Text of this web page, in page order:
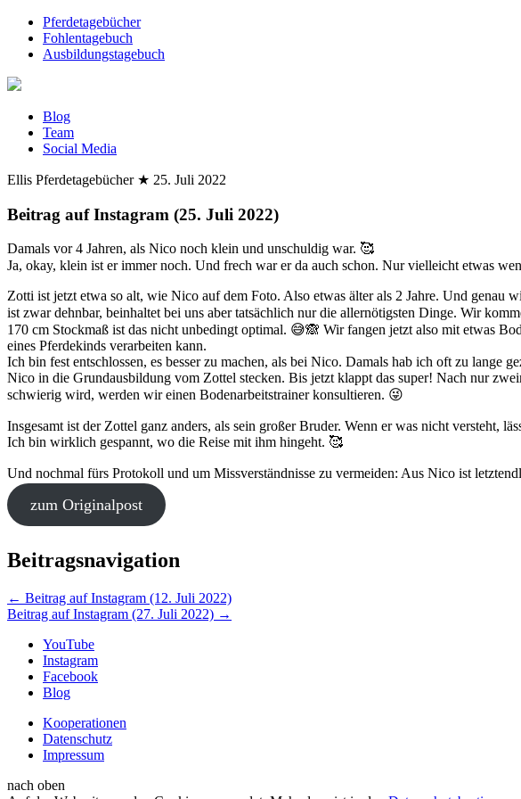
Pferdetagebücher
Fohlentagebuch
Ausbildungstagebuch
Blog
Team
Social Media
Ellis Pferdetagebücher ★ 25. Juli 2022
Beitrag auf Instagram (25. Juli 2022)
Damals vor 4 Jahren, als Nico noch klein und unschuldig war. 🥰
Ja, okay, klein ist er immer noch. Und frech war er da auch schon. Nur vielleicht etwas
Zotti ist jetzt etwa so alt, wie Nico auf dem Foto. Also etwas älter als 2 Jahre. Und
ist zwar dehnbar, beinhaltet bei uns aber tatsächlich nur die allernötigsten Dinge. Wir
170 cm Stockmaß ist das nicht unbedingt optimal. 😅🙈 Wir fangen jetzt also mit etwas
eines Pferdekinds verarbeiten kann.
Ich bin fest entschlossen, es besser zu machen, als bei Nico. Damals hab ich oft zu lange
Nico in die Grundausbildung vom Zottel stecken. Bis jetzt klappt das super! Nach nur
schwierig wird, werden wir einen Bodenarbeitstrainer konsultieren. 😜
Insgesamt ist der Zottel ganz anders, als sein großer Bruder. Wenn er was nicht versteht,
Ich bin wirklich gespannt, wo die Reise mit ihm hingeht. 🥰
Und nochmal fürs Protokoll und um Missverständnisse zu vermeiden: Aus Nico ist
zum Originalpost
Beitragsnavigation
← Beitrag auf Instagram (12. Juli 2022)
Beitrag auf Instagram (27. Juli 2022) →
YouTube
Instagram
Facebook
Blog
Kooperationen
Datenschutz
Impressum
nach oben